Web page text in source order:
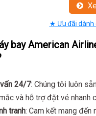
★ Ưu đãi dành
bay American
24/7: Chúng tôi luôn
và hỗ trợ đặt vé nhanh
tranh: Cam kết mang